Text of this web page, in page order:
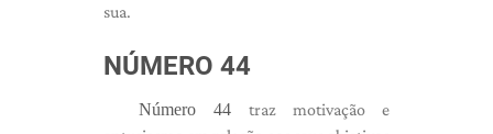
sua.
NÚMERO 44
Número 44 traz motivação e